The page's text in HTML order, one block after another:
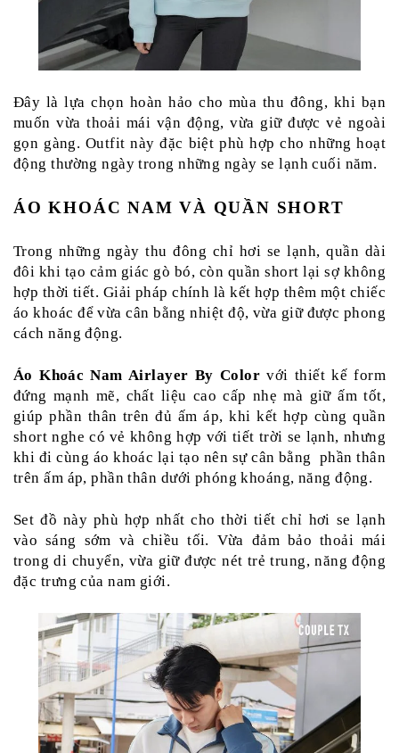
Đây là lựa chọn hoàn hảo cho mùa thu đông, khi bạn
muốn vừa thoải mái vận động, vừa giữ được vẻ ngoài
gọn gàng. Outfit này đặc biệt phù hợp cho những hoạt
động thường ngày trong những ngày se lạnh cuối năm.
ÁO KHOÁC NAM VÀ QUẦN SHORT
Trong những ngày thu đông chỉ hơi se lạnh, quần dài
đôi khi tạo cảm giác gò bó, còn quần short lại sợ không
hợp thời tiết. Giải pháp chính là kết hợp thêm một chiếc
áo khoác để vừa cân bằng nhiệt độ, vừa giữ được phong
cách năng động.
Áo Khoác Nam Airlayer By Color với thiết kế form
đứng mạnh mẽ, chất liệu cao cấp nhẹ mà giữ ấm tốt,
giúp phần thân trên đủ ấm áp, khi kết hợp cùng quần
short nghe có vẻ không hợp với tiết trời se lạnh, nhưng
khi đi cùng áo khoác lại tạo nên sự cân bằng  phần thân
trên ấm áp, phần thân dưới phóng khoáng, năng động.
Set đồ này phù hợp nhất cho thời tiết chỉ hơi se lạnh
vào sáng sớm và chiều tối. Vừa đảm bảo thoải mái
trong di chuyển, vừa giữ được nét trẻ trung, năng động
đặc trưng của nam giới.